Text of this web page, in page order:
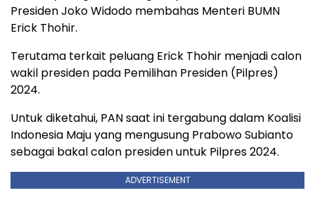
Presiden Joko Widodo membahas Menteri BUMN
Erick Thohir.
Terutama terkait peluang Erick Thohir menjadi calon
wakil presiden pada Pemilihan Presiden (Pilpres)
2024.
Untuk diketahui, PAN saat ini tergabung dalam Koalisi
Indonesia Maju yang mengusung Prabowo Subianto
sebagai bakal calon presiden untuk Pilpres 2024.
ADVERTISEMENT